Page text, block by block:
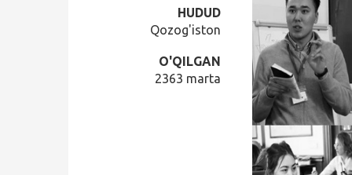
HUDUD
Qozog'iston
O'QILGAN
2363 marta